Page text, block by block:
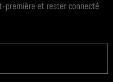
première et rester connecté